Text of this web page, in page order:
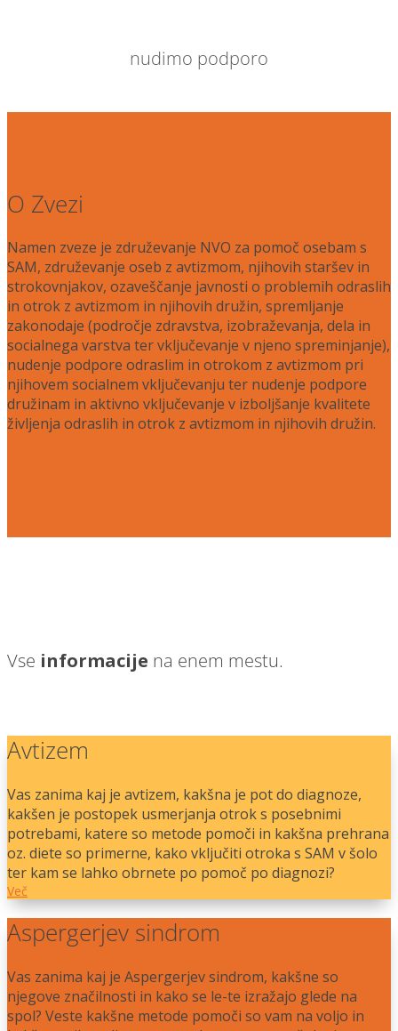
nudimo podporo
O Zvezi
Namen zveze je združevanje NVO za pomoč osebam s
SAM, združevanje oseb z avtizmom, njihovih staršev in
strokovnjakov, ozaveščanje javnosti o problemih odraslih
in otrok z avtizmom in njihovih družin, spremljanje
zakonodaje (področje zdravstva, izobraževanja, dela in
socialnega varstva ter vključevanje v njeno spreminjanje),
nudenje podpore odraslim in otrokom z avtizmom pri
njihovem socialnem vključevanju ter nudenje podpore
družinam in aktivno vključevanje v izboljšanje kvalitete
življenja odraslih in otrok z avtizmom in njihovih družin.
Vse informacije na enem mestu.
Avtizem
Vas zanima kaj je avtizem, kakšna je pot do diagnoze,
kakšen je postopek usmerjanja otrok s posebnimi
potrebami, katere so metode pomoči in kakšna prehrana
oz. diete so primerne, kako vključiti otroka s SAM v šolo
ter kam se lahko obrnete po pomoč po diagnozi?
Več
Aspergerjev sindrom
Vas zanima kaj je Aspergerjev sindrom, kakšne so
njegove značilnosti in kako se le-te izražajo glede na
spol? Veste kakšne metode pomoči so vam na voljo in